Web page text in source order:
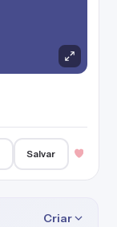
Salvar
Criar